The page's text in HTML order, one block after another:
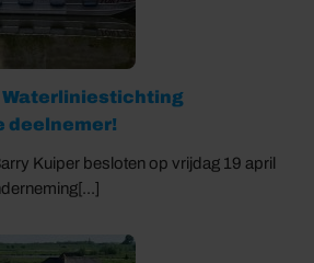
Waterliniestichting
deelnemer!
Kuiper besloten op vrijdag 19 april